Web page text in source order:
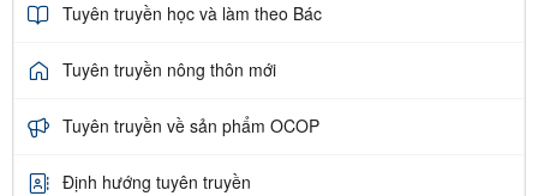
Tuyên truyền học và làm theo Bác
Tuyên truyền nông thôn mới
Tuyên truyền về sản phẩm OCOP
Định hướng tuyên truyền